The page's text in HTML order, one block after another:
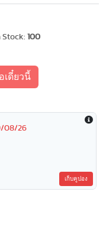
Stock: 100
เดี๋ยวนี้
08/26
เก็บคูปอง